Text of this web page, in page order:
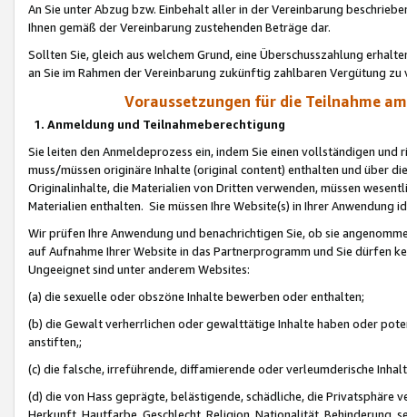
An Sie unter Abzug bzw. Einbehalt aller in der Vereinbarung
Ihnen gemäß der Vereinbarung zustehenden Beträge dar.
Sollten Sie, gleich aus welchem Grund, eine Überschusszahlung
an Sie im Rahmen der Vereinbarung zukünftig zahlbaren Vergütung zu
Voraussetzungen für die Teilnahme
1. Anmeldung und Teilnahmeberechtigung
Sie leiten den Anmeldeprozess ein, indem Sie einen vollständigen
muss/müssen originäre Inhalte (original content) enthalten und über
Originalinhalte, die Materialien von Dritten verwenden, müssen
Materialien enthalten. Sie müssen Ihre Website(s) in Ihrer Anwendung
Wir prüfen Ihre Anwendung und benachrichtigen Sie, ob sie
auf Aufnahme Ihrer Website in das Partnerprogramm und Sie dürfen
Ungeeignet sind unter anderem Websites:
(a) die sexuelle oder obszöne Inhalte bewerben oder enthalten;
(b) die Gewalt verherrlichen oder gewalttätige Inhalte haben oder
anstiften,;
(c) die falsche, irreführende, diffamierende oder verleumderische
(d) die von Hass geprägte, belästigende, schädliche, die Privatsphäre
Herkunft, Hautfarbe, Geschlecht, Religion, Nationalität, Behinderung,